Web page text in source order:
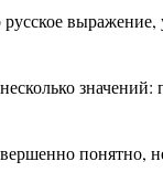
значений:
понятно,